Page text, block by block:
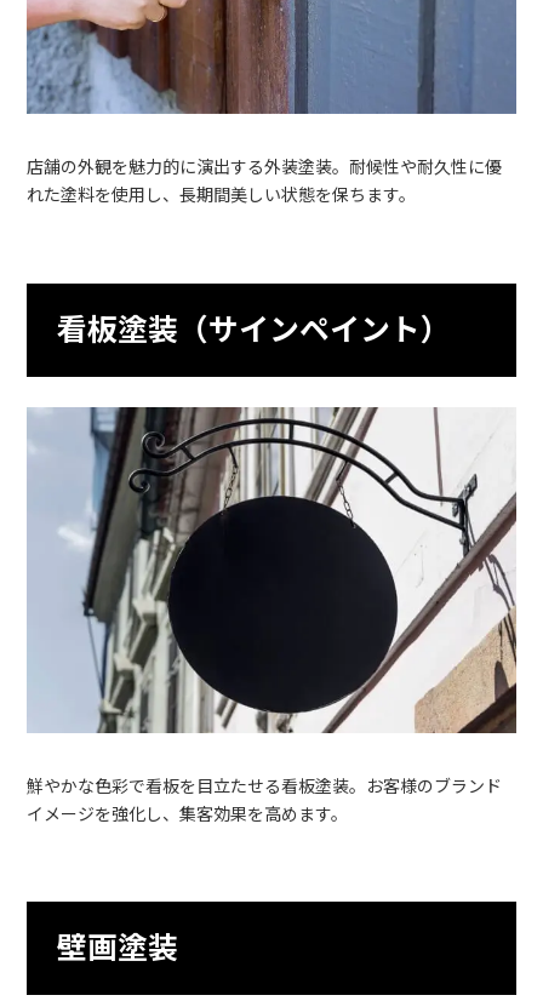
店舗の外観を魅力的に演出する外装塗装。耐候性や耐久性に優
れた塗料を使用し、長期間美しい状態を保ちます。
看板塗装（サインペイント）
鮮やかな色彩で看板を目立たせる看板塗装。お客様のブランド
イメージを強化し、集客効果を高めます。
壁画塗装